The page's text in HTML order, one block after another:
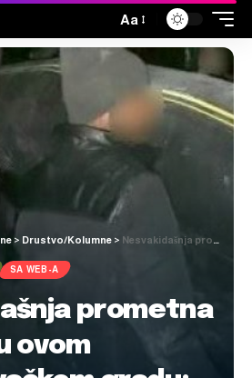
Aa
> Drustvo/Kolumne > Nesvakidašnja prometna nesreća u ovom hercegovačkom gradu: Automobilom udario migranta
SA WEB-A
prometna
ovom